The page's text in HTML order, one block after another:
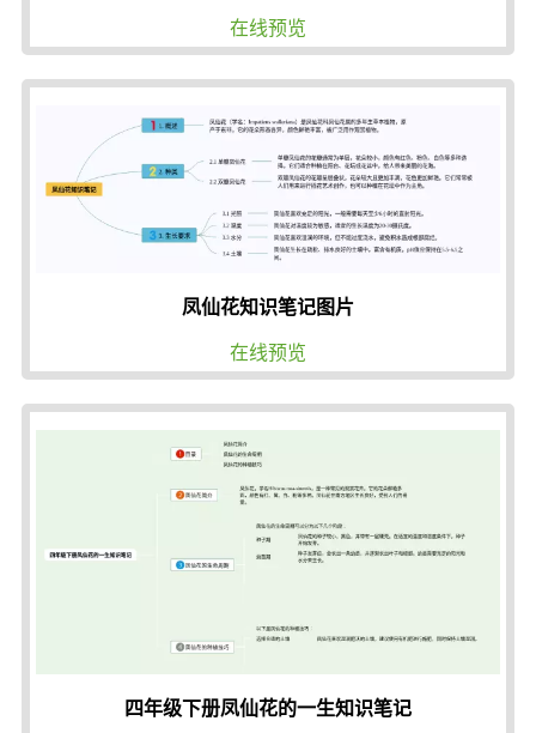
在线预览
凤仙花知识笔记图片
在线预览
四年级下册凤仙花的一生知识笔记